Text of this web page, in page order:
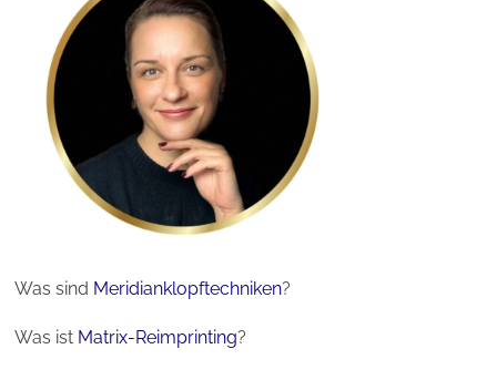
Was sind Meridianklopftechniken?
Was ist Matrix-Reimprinting?